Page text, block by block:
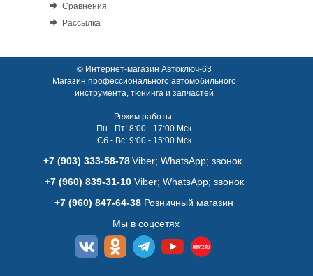
Сравнения
Рассылка
© Интернет-магазин Автоключ-63
Магазин профессионального автомобильного
инструмента, тюнинга и запчастей
Режим работы:
Пн - Пт: 8:00 - 17:00 Мск
Сб - Вс: 9:00 - 15:00 Мск
+7 (903) 333-58-78 Viber; WhatsАpp; звонок
+7 (960) 839-31-10Viber; WhatsАpp; звонок
+7 (960) 847-64-38 Розничный магазин
Мы в соцсетях